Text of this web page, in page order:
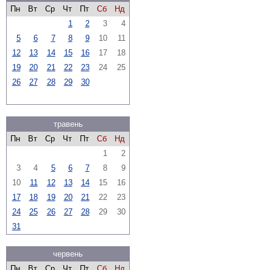
Пн
Вт Ср Чт Пт Сб
Нд
1
2 3
4
5
6 7 8 9 10
11
12
13 14 15 16 17
18
19
20 21 22 23 24
25
26
27 28 29 30
травень
Пн
Вт Ср Чт Пт Сб
Нд
1
2
3
4 5 6 7 8
9
10
11 12 13 14 15
16
17
18 19 20 21 22
23
24
25 26 27 28 29
30
31
червень